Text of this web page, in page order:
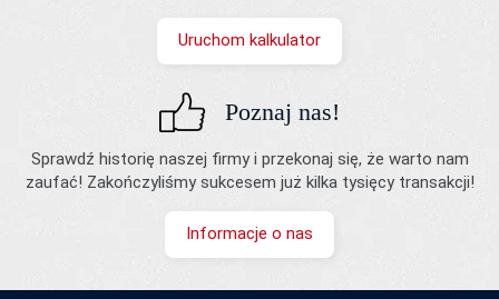
Uruchom kalkulator
Poznaj nas!
Sprawdź historię naszej firmy i przekonaj się, że warto nam
zaufać! Zakończyliśmy sukcesem już kilka tysięcy transakcji!
Informacje o nas